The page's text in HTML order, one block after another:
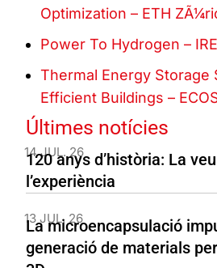
Optimization – ETH
Power To Hydrogen –
Thermal Energy Storage
Efficient Buildings –
Últimes notícies
14 JUL. 26
120 anys d’història: La
l’experiència
13 JUL. 26
La microencapsulació
generació de materials